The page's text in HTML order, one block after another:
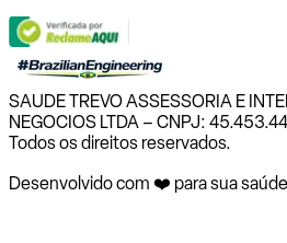
SAUDE TREVO ASSESSORIA E
NEGOCIOS LTDA – CNPJ:
Todos os direitos reservados.
Desenvolvido com ❤️ para sua saúde